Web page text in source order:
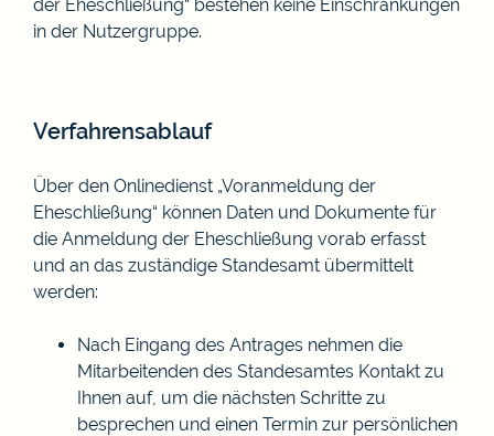
der Eheschließung“ bestehen keine Einschränkungen
in der Nutzergruppe.
Verfahrensablauf
Über den Onlinedienst „Voranmeldung der
Eheschließung“ können Daten und Dokumente für
die Anmeldung der Eheschließung vorab erfasst
und an das zuständige Standesamt übermittelt
werden:
Nach Eingang des Antrages nehmen die
Mitarbeitenden des Standesamtes Kontakt zu
Ihnen auf, um die nächsten Schritte zu
besprechen und einen Termin zur persönlichen